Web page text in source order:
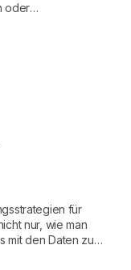
oder
für
nur, wie man
mit den Daten zu